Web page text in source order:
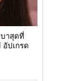
บาสุดที่
ปเกรด